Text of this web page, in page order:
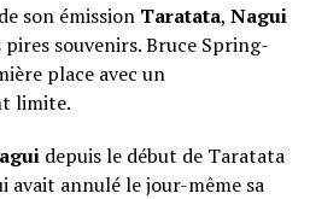
son émis­sion Tara­tata, Nagui
pires souvenirs. Bruce Spring­
place avec un
limite.
depuis le début de Taratata
avait annulé le jour-même sa